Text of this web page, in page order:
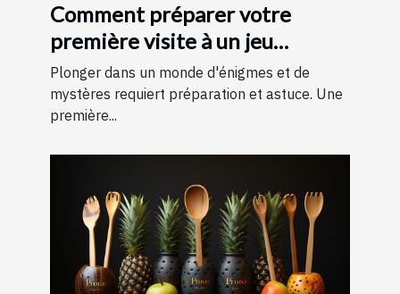
Comment préparer votre
première visite à un jeu
d'évasion : conseils et astuces
pour une expérience
mémorable
Plonger dans un monde d'énigmes et de
mystères requiert préparation et astuce. Une
première...